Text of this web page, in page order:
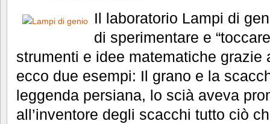
Il laboratorio Lampi di
di sperimentare e
strumenti e idee matematiche grazie
ecco due esempi: Il grano e la
leggenda persiana, lo scià aveva
all’inventore degli scacchi tutto ciò